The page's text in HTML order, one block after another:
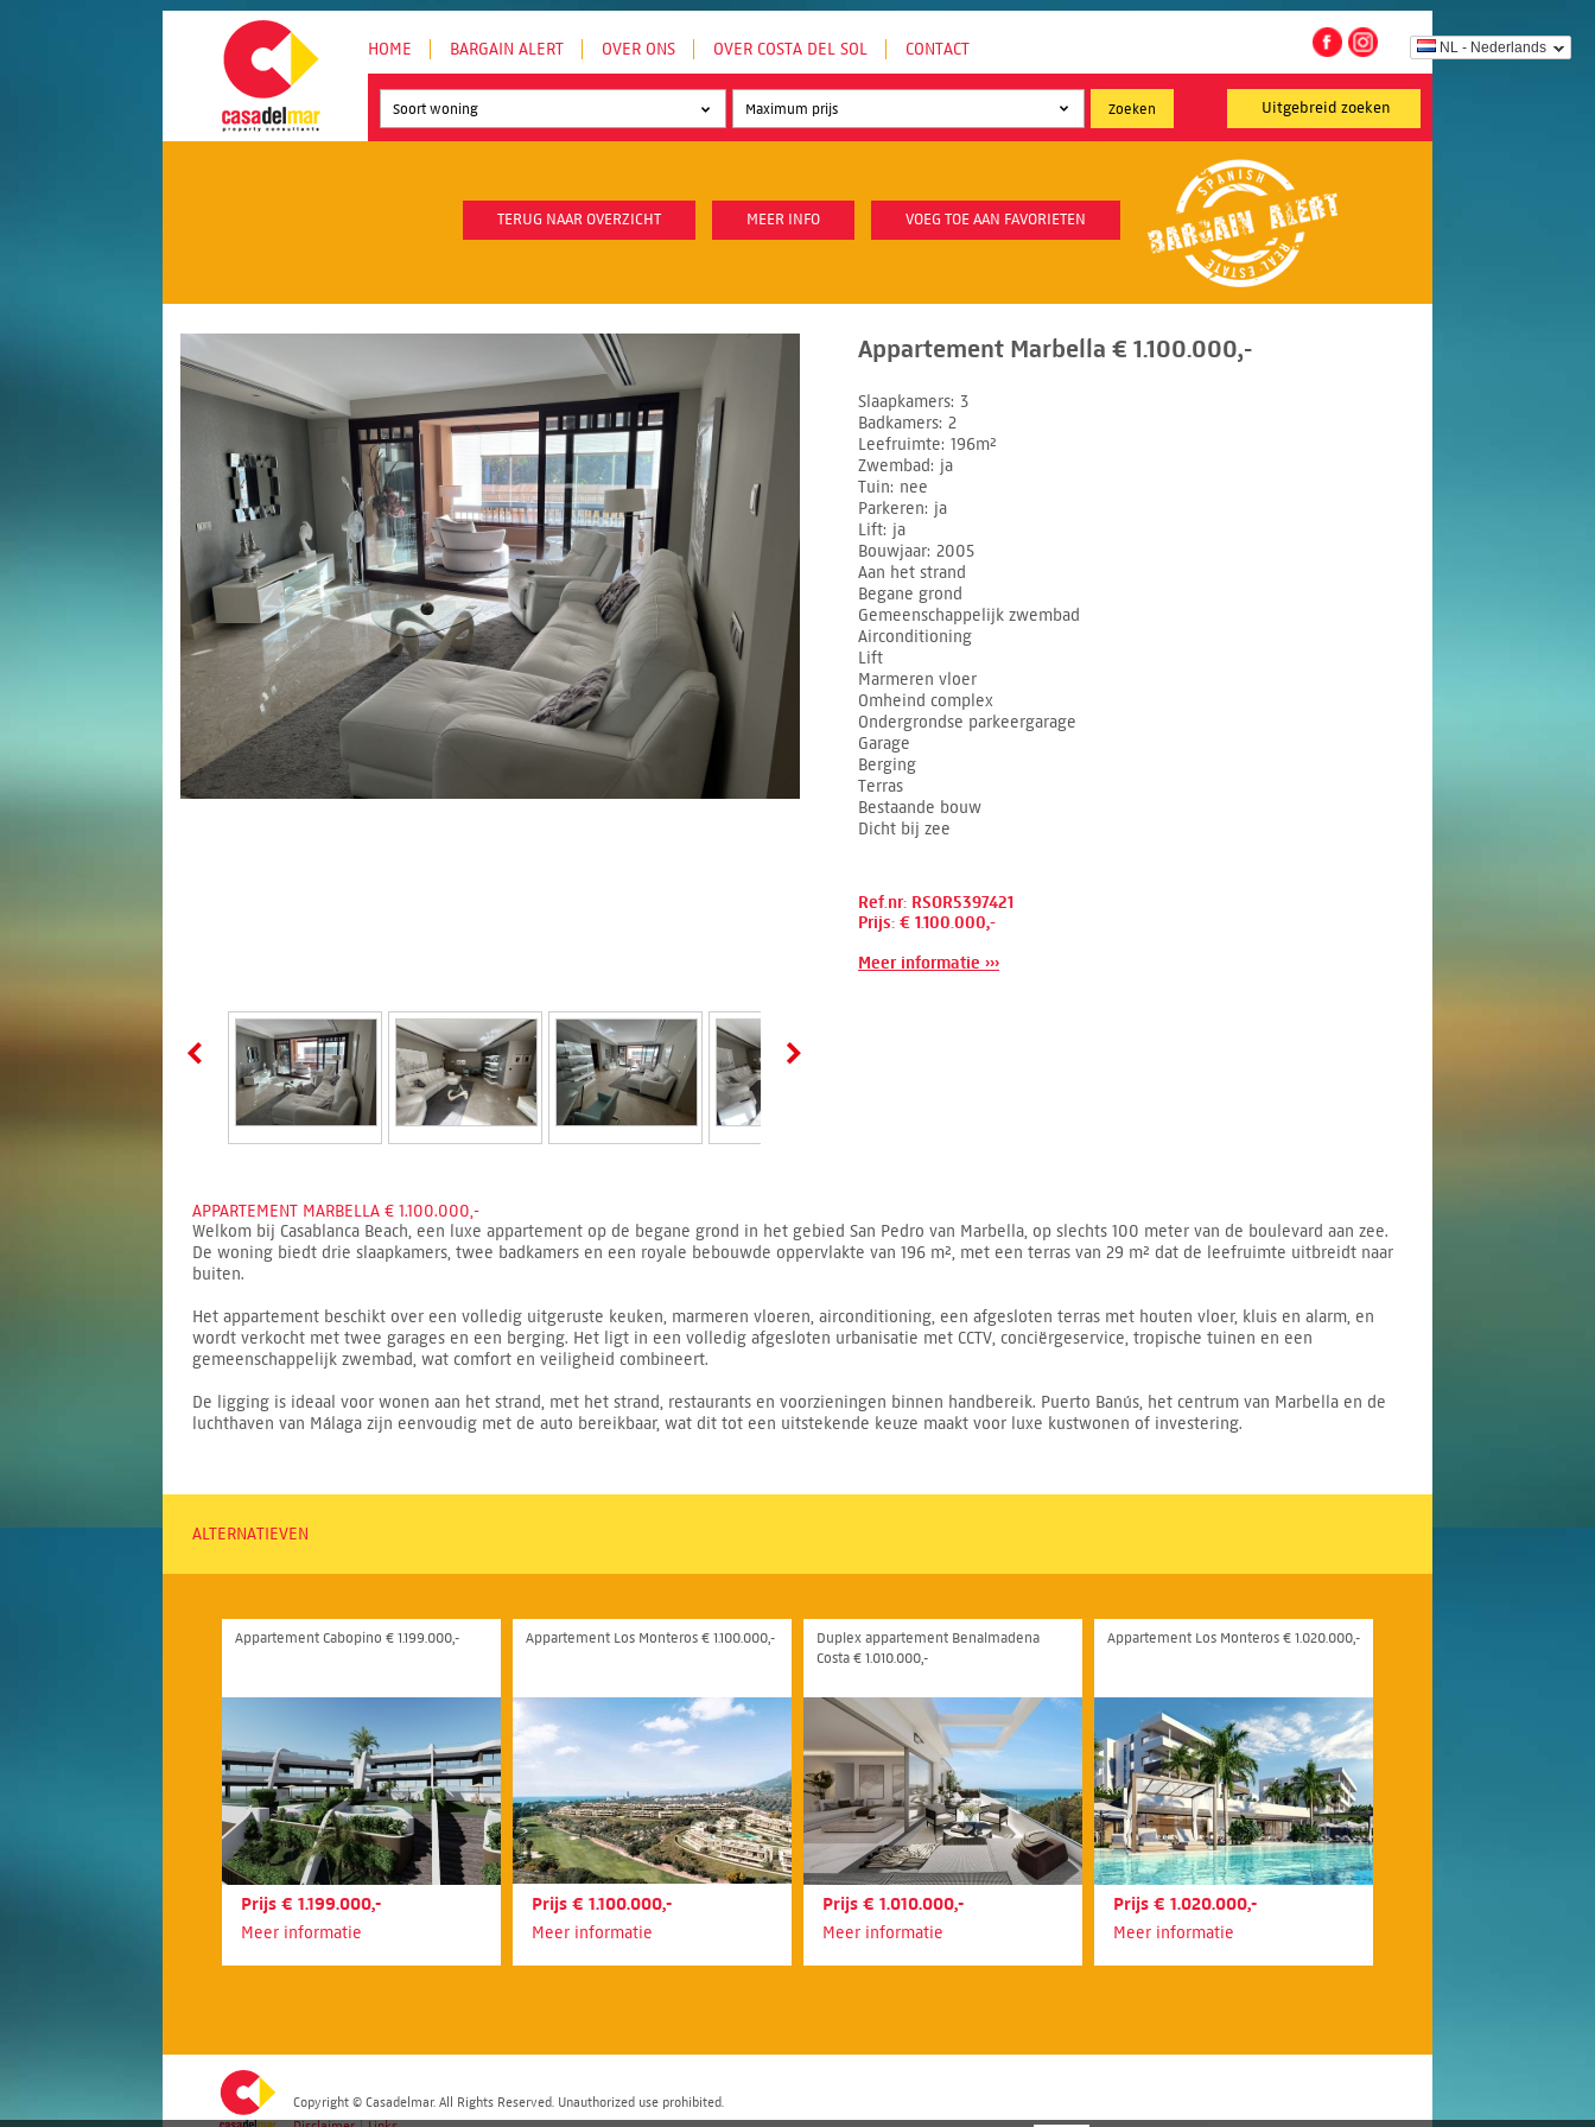
NL - Nederlands
HOME BARGAIN ALERT OVER ONS OVER COSTA DEL SOL CONTACT
Uitgebreid zoeken
Soort woning
TERUG NAAR OVERZICHT MEER INFO VOEG TOE AAN FAVORIETEN
Appartement Marbella € 1.100.000,-
Slaapkamers 3
Badkamers 2
Leefruimte 196m²
Zwembad
ja
Tuin nee
Parkeren ja
Lift ja
Bouwjaar 2005
Aan het strand
Begane grond
Gemeenschappelijk zwembad
Airconditioning
Lift
Marmeren vloer
Omheind complex
Ondergrondse parkeergarage
Garage
Berging
Terras
Bestaande bouw
Dicht bij zee
Ref.nr: RSOR5397421
Prijs: € 1.100.000,-
Meer informatie ›››
APPARTEMENT MARBELLA € 1.100.000,-
Welkom bij Casablanca Beach, een luxe appartement op de begane grond in het gebied San Pedro van Marbella, op slechts 100 meter van de boulevard aan zee.
De woning biedt drie slaapkamers, twee badkamers en een royale bebouwde oppervlakte van 196 m², met een terras van 29 m² dat de leefruimte uitbreidt naar
buiten.
Het appartement beschikt over een volledig uitgeruste keuken, marmeren vloeren, airconditioning, een afgesloten terras met houten vloer, kluis en alarm, en
wordt verkocht met twee garages en een berging. Het ligt in een volledig afgesloten urbanisatie met CCTV, conciërgeservice, tropische tuinen en een
gemeenschappelijk zwembad, wat comfort en veiligheid combineert.
De ligging is ideaal voor wonen aan het strand, met het strand, restaurants en voorzieningen binnen handbereik. Puerto Banús, het centrum van Marbella en de
luchthaven van Málaga zijn eenvoudig met de auto bereikbaar, wat dit tot een uitstekende keuze maakt voor luxe kustwonen of investering.
ALTERNATIEVEN
Appartement Cabopino € 1.199.000,-
Prijs € 1.199.000,-
Meer informatie
Appartement Los Monteros € 1.100.000,-
Prijs € 1.100.000,-
Meer informatie
Duplex appartement Benalmadena
Costa € 1.010.000,-
Prijs € 1.010.000,-
Meer informatie
Appartement Los Monteros € 1.020.000,-
Prijs € 1.020.000,-
Meer informatie
Copyright © Casadelmar. All Rights Reserved. Unauthorized use prohibited.